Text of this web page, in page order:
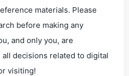
materials. Please
before making any
and only you, are
decisions related to digital
visiting!